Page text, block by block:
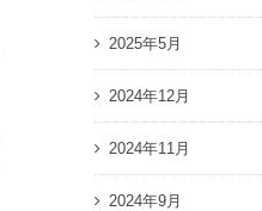
2025年5月
2024年12月
2024年11月
2024年9月